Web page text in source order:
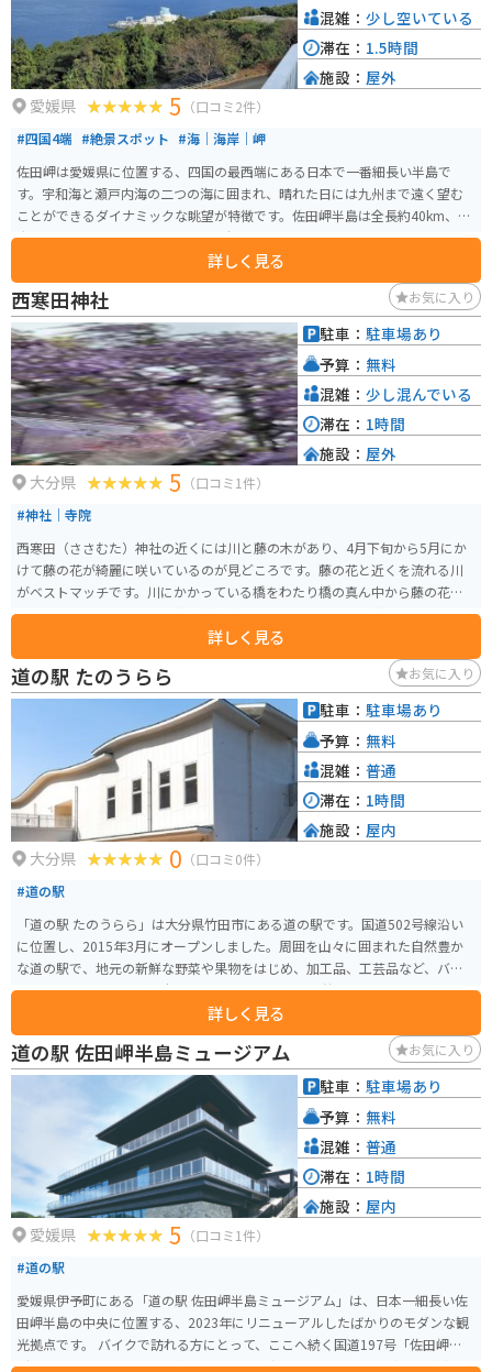
愛媛県 5 （口コミ2件）
#四国4端 #絶景スポット #海｜海岸｜岬
佐田岬は愛媛県に位置する、四国の最西端にある日本で一番細長い半島で
す。宇和海と瀬戸内海の二つの海に囲まれ、晴れた日には九州まで遠く望む
ことができるダイナミックな眺望が特徴です。佐田岬半島は全長約40km、最
大幅6.4km、最小幅0.8kmという日本一細長い地形をしており、その地域は八
幡浜市、伊方町、西予市旧三瓶町区域で構成されています。 佐田岬灯台は、
白亜の美しい建物で、夕暮れ時には海に溶けていく夕日を見ることができ、
日中とは異なる美しいロケーションを楽しむことができます。灯台までは駐
車場から徒歩で20〜30分。灯台までの道はアップダウンもあり少し疲れます
が、灯台につくとその疲れも吹き飛びます。岬からの眺めは素晴らしく、宇
和海のおだやかな景観を楽しめます。 他にも、地形を活かした絶景や地元グ
ルメを堪能することができます。また、「佐田岬メロディーライン」と呼ば
れる国道197号線は、左右に瀬戸内海と宇和海を見下ろす風光明媚なドライ
ブ・ツーリングコースが楽しめます。
詳しく見る
混雑： 少し空いている
滞在： 1.5時間
施設： 屋外
西寒田神社 お気に入り
大分県 5 （口コミ1件）
#神社｜寺院
西寒田（ささむた）神社の近くには川と藤の木があり、4月下旬から5月にか
けて藤の花が綺麗に咲いているのが見どころです。藤の花と近くを流れる川
がベストマッチです。川にかかっている橋をわたり橋の真ん中から藤の花を
見ると上から見る形になり藤の花の絨毯の上にいるような感覚になります。
詳しく見る
駐車： 駐車場あり
予算： 無料
混雑： 少し混んでいる
滞在： 1時間
施設： 屋外
道の駅 たのうらら お気に入り
大分県 0 （口コミ0件）
#道の駅
「道の駅 たのうらら」は大分県竹田市にある道の駅です。国道502号線沿い
に位置し、2015年3月にオープンしました。周囲を山々に囲まれた自然豊か
な道の駅で、地元の新鮮な野菜や果物をはじめ、加工品、工芸品など、バラ
エティ豊かな品揃えが魅力です。 特におすすめは、竹田市のブランド牛「豊
後牛」を使った料理の数々。コロッケやメンチカツなどの定番メニューか
ら、レストランではステーキなども楽しめます。また、大分県の名産品であ
る「かぼす」を使ったソフトクリームやドリンクも人気です。バイクで訪れ
る際は、広々とした駐車場があるので安心です。ツーリングの休憩に、食事
や買い物を楽しんでみてはいかがでしょうか。 周辺には、岡城阯などの歴史
的な観光スポットや、長湯温泉などの温泉地もあります。道の駅を拠点に、
竹田市の観光を満喫するのもおすすめです。
詳しく見る
駐車： 駐車場あり
予算： 無料
混雑： 普通
滞在： 1時間
施設： 屋内
道の駅 佐田岬半島ミュージアム お気に入り
愛媛県 5 （口コミ1件）
#道の駅
愛媛県伊予町にある「道の駅 佐田岬半島ミュージアム」は、日本一細長い佐
田岬半島の中央に位置する、2023年にリニューアルしたばかりのモダンな観
光拠点です。 バイクで訪れる方にとって、ここへ続く国道197号「佐田岬メロ
ディーライン」は外せない快走路です。適度なカーブとアップダウンが続き、
駐車： 駐車場あり
予算： 無料
混雑： 普通
滞在： 1時間
施設： 屋内